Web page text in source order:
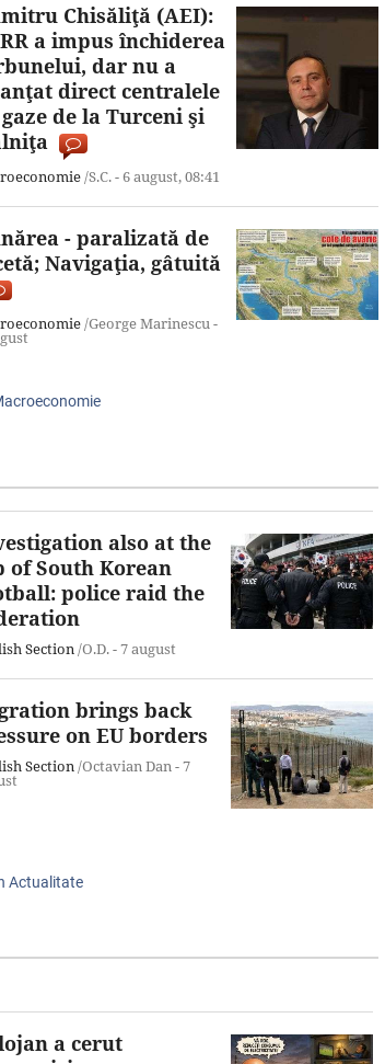
Chisăliţă (AEI):
a impus închiderea
dar nu a
direct centralele
de la Turceni şi
/S.C. -6 august,08:41
- paralizată de
Navigaţia, gâtuită
/George Marinescu -
also at the
of South Korean
police raid the
Section/O.D. -7 august
brings back
on EU borders
Section/Octavian Dan -7
Actualitate
a cerut